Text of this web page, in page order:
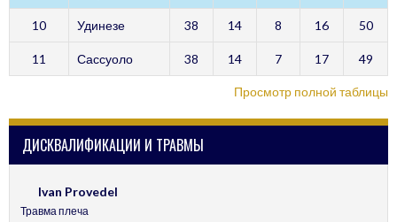
10 Удинезе 38 14 8 16 50
11 Сассуоло 38 14 7 17 49
Просмотр полной таблицы
ДИСКВАЛИФИКАЦИИ И ТРАВМЫ
Ivan Provedel
Травма плеча